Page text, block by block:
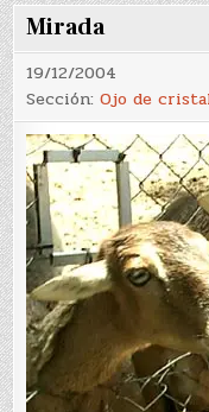
Mirada
19/12/2004
Sección:Ojo de